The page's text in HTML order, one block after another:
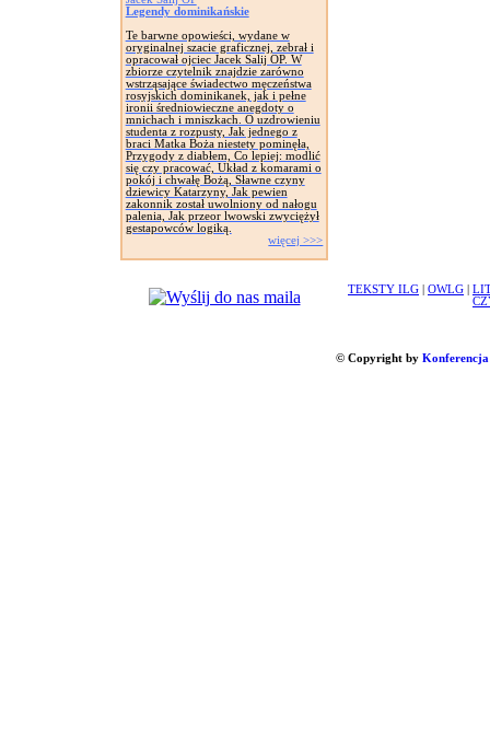
Legendy dominikańskie
Te barwne opowieści, wydane w
oryginalnej szacie graficznej, zebrał i
opracował ojciec Jacek Salij OP. W
zbiorze czytelnik znajdzie zarówno
wstrząsające świadectwo męczeństwa
rosyjskich dominikanek, jak i pełne
ironii średniowieczne anegdoty o
mnichach i mniszkach. O uzdrowieniu
studenta z rozpusty, Jak jednego z
braci Matka Boża niestety pominęła,
Przygody z diabłem, Co lepiej: modlić
się czy pracować, Układ z komarami o
pokój i chwałę Bożą, Sławne czyny
dziewicy Katarzyny, Jak pewien
zakonnik został uwolniony od nałogu
palenia, Jak przeor lwowski zwyciężył
gestapowców logiką.
więcej >>>
TEKSTY ILG OWLG
© Copyright by Konferencja